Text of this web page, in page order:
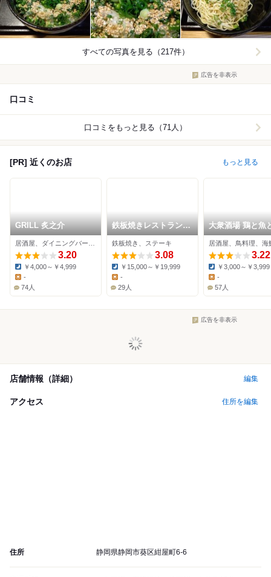
すべての写真を見る（217件）
広告を非表示
口コミ
口コミをもっと見る（71人）
[PR] 近くのお店 もっと見る
GRILL 炙之介
3.20
Dinner:
￥4,000～￥4,999
Lunch:
-
74人
鉄板焼きレストラン
ドン・岩﨑
鉄板焼き、ステーキ
3.08
Dinner:
￥15,000～￥19,999
Lunch:
-
29人
大衆酒場 鶏と魚
子 一千 静岡駅店
居酒屋、鳥料理、海
3.22
Dinner:
￥3,000～￥3,999
Lunch:
-
57人
広告を非表示
店舗情報（詳細） 編集
アクセス 住所を編集
住所 静岡県静岡市葵区紺屋町6-6